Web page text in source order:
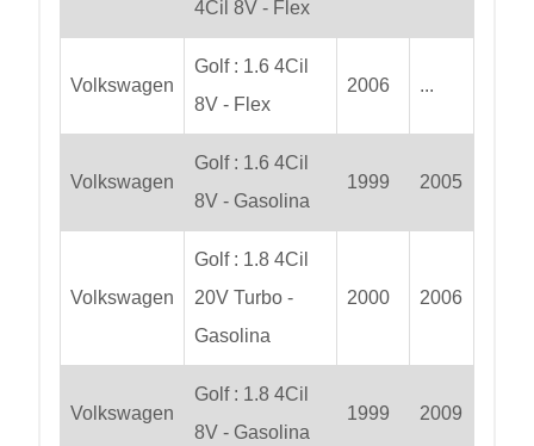
4Cil 8V - Flex
Volkswagen
Golf : 1.6 4Cil
8V - Flex
2006 ...
Volkswagen
Golf : 1.6 4Cil
8V - Gasolina
1999 2005
Volkswagen
Golf : 1.8 4Cil
20V Turbo -
Gasolina
2000 2006
Volkswagen
Golf : 1.8 4Cil
8V - Gasolina
1999 2009